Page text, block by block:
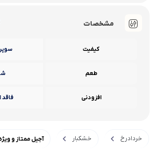
مشخصات
کیفیت
طعم
افزودنی فاقد
خردادرخ خشکبار آجیل ممتاز و